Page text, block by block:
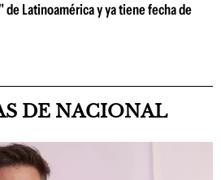
Latinoamérica y ya tiene fecha de
DE NACIONAL